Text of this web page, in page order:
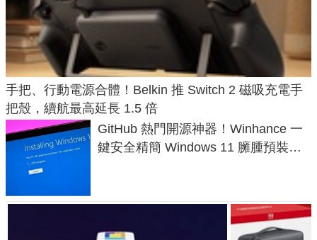
手把、行動電源合體！Belkin 推 Switch 2 磁吸充電手
把殼，續航最高延長 1.5 倍
GitHub 熱門開源神器！Winhance 一
鍵安全精簡 Windows 11 臃腫預裝軟